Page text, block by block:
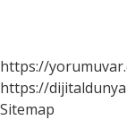
https://
https://
Sitemap